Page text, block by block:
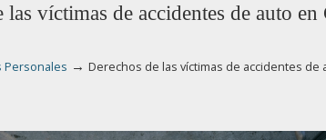
las víctimas de accidentes de auto
Personales → Derechos de las víctimas de accidentes de